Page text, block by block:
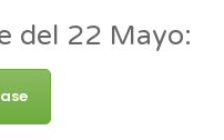
del 22 Mayo: